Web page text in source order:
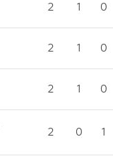
2 1 0
2 1 0
2 1 0
2 0 1